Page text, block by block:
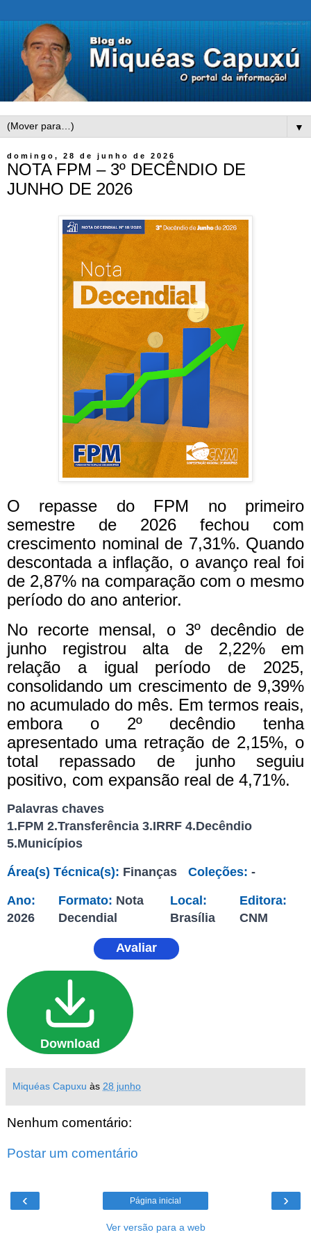
▼
domingo, 28 de junho de 2026
NOTA FPM – 3º DECÊNDIO DE
JUNHO DE 2026
O repasse do FPM no primeiro
semestre de 2026 fechou com
crescimento nominal de 7,31%. Quando
descontada a inflação, o avanço real foi
de 2,87% na comparação com o mesmo
período do ano anterior.
No recorte mensal, o 3º decêndio de
junho registrou alta de 2,22% em
relação a igual período de 2025,
consolidando um crescimento de 9,39%
no acumulado do mês. Em termos reais,
embora o 2º decêndio tenha
apresentado uma retração de 2,15%, o
total repassado de junho seguiu
positivo, com expansão real de 4,71%.
Palavras chaves
1.FPM 2.Transferência 3.IRRF 4.Decêndio
5.Municípios
Área(s) Técnica(s): Finanças Coleções: -
Ano:
2026
Formato: Nota
Decendial
Local:
Brasília
Editora:
CNM
Avaliar
Download
Miquéas Capuxu às 28 junho
Nenhum comentário:
Postar um comentário
‹ ›
Página inicial
Ver versão para a web